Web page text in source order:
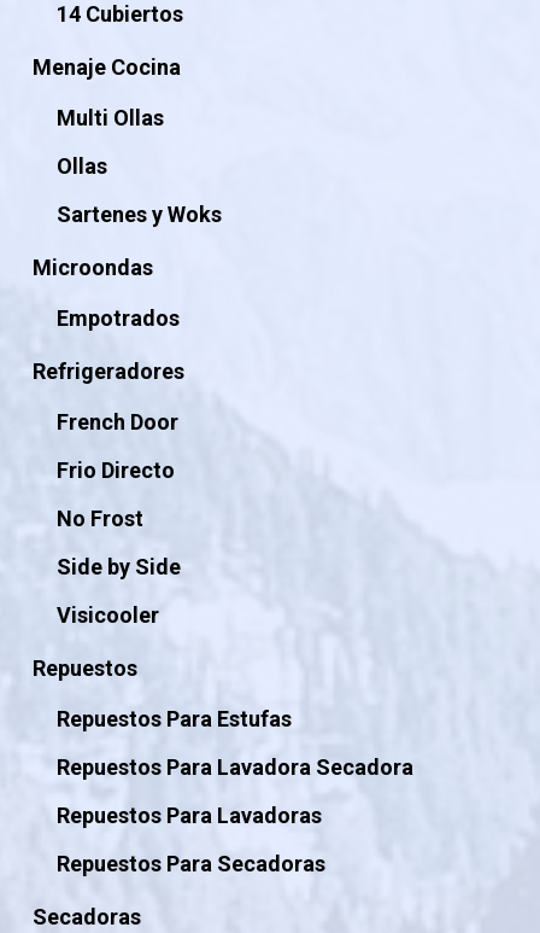
14 Cubiertos
Menaje Cocina
Multi Ollas
Ollas
Sartenes y Woks
Microondas
Empotrados
Refrigeradores
French Door
Frio Directo
No Frost
Side by Side
Visicooler
Repuestos
Repuestos Para Estufas
Repuestos Para Lavadora Secadora
Repuestos Para Lavadoras
Repuestos Para Secadoras
Secadoras